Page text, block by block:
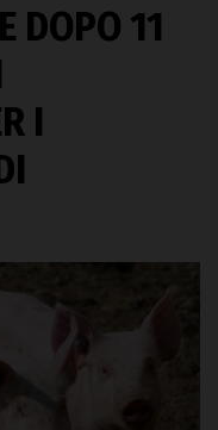
DOPO 11
I